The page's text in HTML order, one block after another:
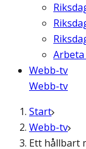
Webb-tv
Webb-tv
Start
Webb-tv
Ett hållbart